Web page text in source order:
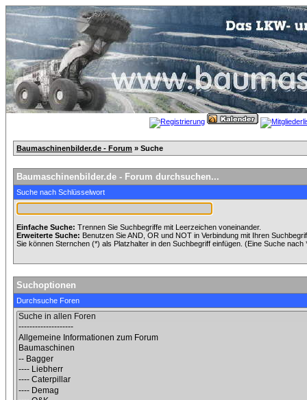
Baumaschinenbilder.de - Forum » Suche
Baumaschinenbilder.de - Forum durchsuchen...
Suche nach Schlüsselwort
Einfache Suche: Trennen Sie Suchbegriffe mit Leerzeichen voneinander.
Erweiterte Suche: Benutzen Sie AND, OR und NOT in Verbindung mit Ihren
Sie können Sternchen (*) als Platzhalter in den Suchbegriff einfügen. (Eine Suche
Suchoptionen
Durchsuche Foren